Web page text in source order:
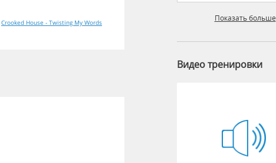
Crooked House - Twisting My Words Показать больше
Видео тренировки